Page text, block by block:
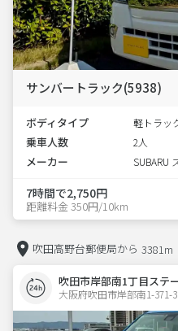
サンバートラック(5938)
ボディタイプ 軽トラッ
乗車人数 2人
メーカー SUBARU
7時間で2,750円
距離料金 350円/10km
吹田高野台郵便局から 3381m
吹田市岸部南1丁目ステ
大阪府吹田市岸部南1-371-